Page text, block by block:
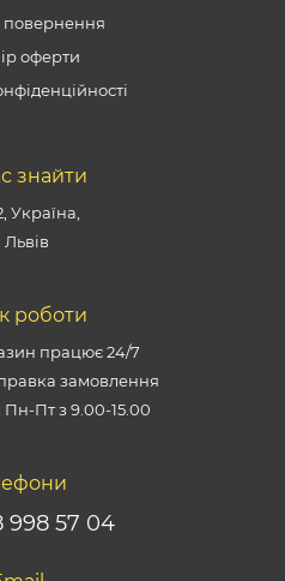
повернення
оферти
знайти
Україна,
Львів
роботи
працює 24/7
замовлення
Пн-Пт з 9.00-15.00
998 57 04